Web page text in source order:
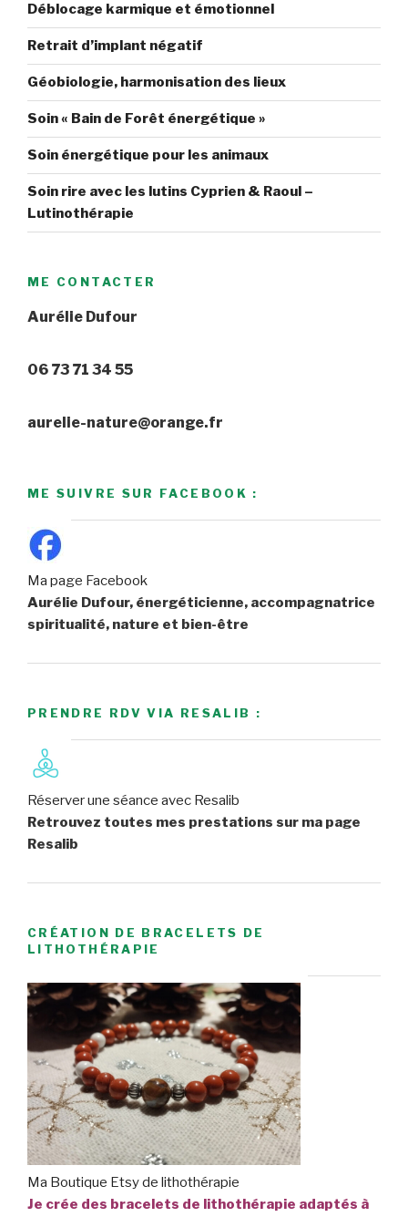
Déblocage karmique et émotionnel
Retrait d’implant négatif
Géobiologie, harmonisation des lieux
Soin « Bain de Forêt énergétique »
Soin énergétique pour les animaux
Soin rire avec les lutins Cyprien & Raoul –
Lutinothérapie
ME CONTACTER
Aurélie Dufour
06 73 71 34 55
aurelie-nature@orange.fr
ME SUIVRE SUR FACEBOOK :
Ma page Facebook
Aurélie Dufour, énergéticienne, accompagnatrice
spiritualité, nature et bien-être
PRENDRE RDV VIA RESALIB :
Réserver une séance avec Resalib
Retrouvez toutes mes prestations sur ma page
Resalib
CRÉATION DE BRACELETS DE
LITHOTHÉRAPIE
Ma Boutique Etsy de lithothérapie
Je crée des bracelets de lithothérapie adaptés à